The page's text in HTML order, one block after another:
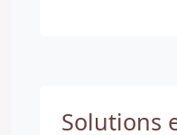
Solutions